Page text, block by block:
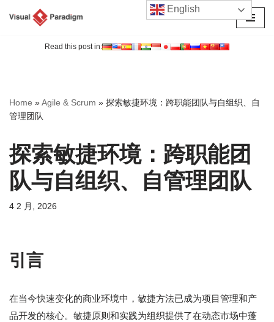
Read this post in:
Home »Agile & Scrum » 探索敏捷环境：跨职能团队与自组织、自
管理团队
探索敏捷环境：跨职能团
队与自组织、自管理团队
4 2 月, 2026
引言
在当今快速变化的商业环境中，敏捷方法已成为项目管理和产
品开发的核心。敏捷原则和实践为组织提供了在动态市场中蓬
English